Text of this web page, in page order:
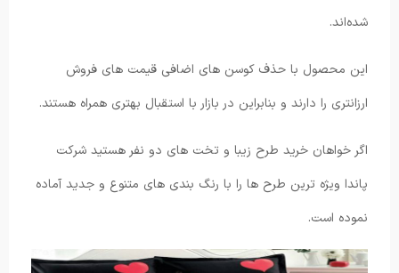
شده‌اند.
این محصول با حذف کوسن های اضافی قیمت های فروش
ارزانتری را دارند و بنابراین در بازار با استقبال بهتری همراه هستند.
اگر خواهان خرید طرح زیبا و تخت های دو نفر هستید شرکت
پاندا ویژه ترین طرح ها را با رنگ بندی های متنوع و جدید آماده
نموده است.